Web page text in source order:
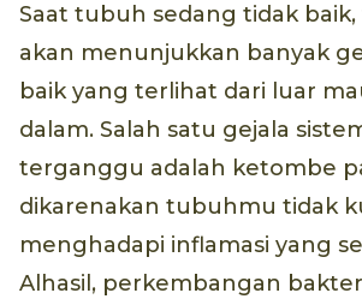
Saat tubuh sedang tidak
akan menunjukkan banyak
baik yang terlihat dari luar
dalam. Salah satu gejala
terganggu adalah ketombe
dikarenakan tubuhmu tidak
menghadapi inflamasi yang
Alhasil, perkembangan